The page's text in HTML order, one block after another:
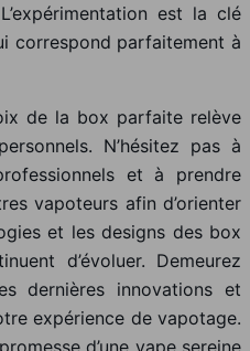
est la clé
correspond parfaitement à
de la box parfaite relève
N’hésitez pas à
et à prendre
vapoteurs afin d’orienter
et les designs des box
d’évoluer. Demeurez
dernières innovations et
expérience de vapotage.